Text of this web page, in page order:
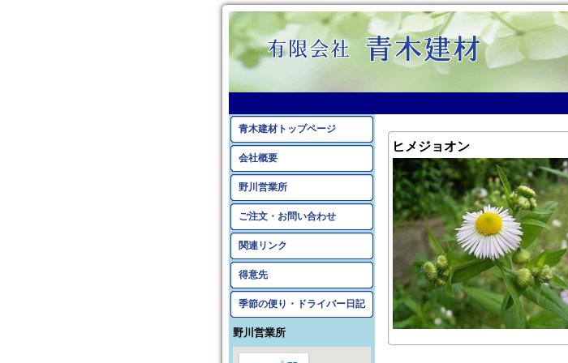
青木建材トップページ
会社概要
野川営業所
ご注文・お問い合わせ
関連リンク
得意先
季節の便り・ドライバー日記
野川営業所
ヒメジョオン